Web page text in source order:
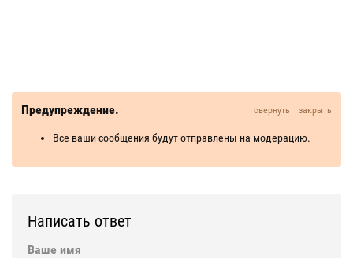
Предупреждение. свернуть закрыть
Все ваши сообщения будут отправлены на модерацию.
Написать ответ
Ваше имя